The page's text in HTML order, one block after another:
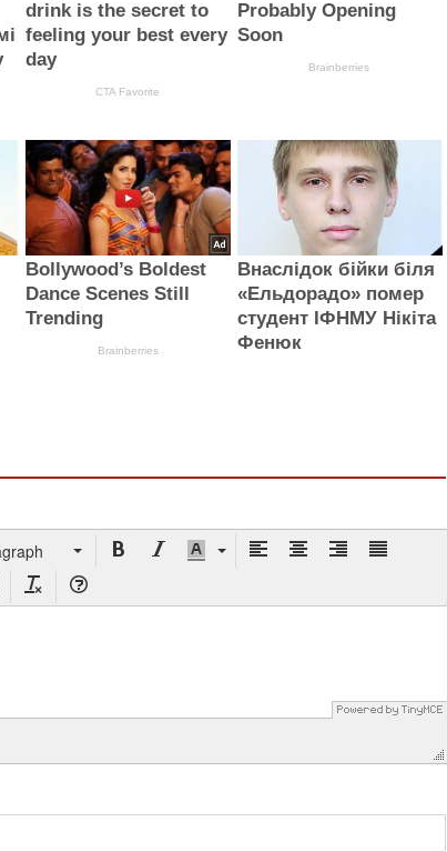
drink is the secret to
feeling your best every
day
CTA Favorite
Probably Opening
Soon
Brainberries
Bollywood’s Boldest
Dance Scenes Still
Trending
Brainberries
Внаслідок бійки біля
«Ельдорадо» помер
студент ІФНМУ Нікіта
Фенюк